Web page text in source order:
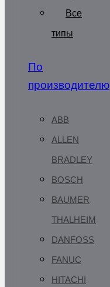
Все
типы
По
производителю
ABB
ALLEN
BRADLEY
BOSCH
BAUMER
THALHEIM
DANFOSS
FANUC
HITACHI